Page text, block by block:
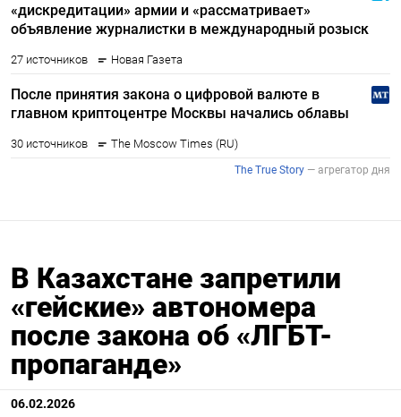
В Казахстане запретили
«гейские» автономера
после закона об «ЛГБТ-
пропаганде»
06.02.2026